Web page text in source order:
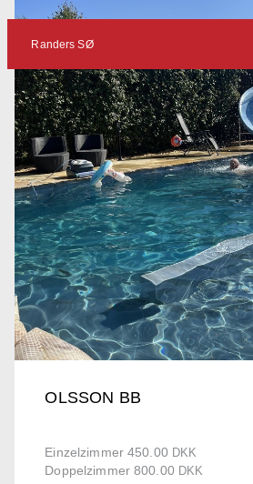
OLSSON BB
Einzelzimmer 450.00 DKK
Doppelzimmer 800.00 DKK
Randers SØ